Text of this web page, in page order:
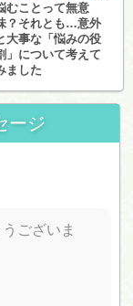
むことって無意
？それとも…意外
大事な「悩みの役
」について考えて
ました
ージ
ございま